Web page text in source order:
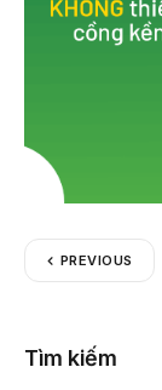
PREVIOUS
Tìm kiếm